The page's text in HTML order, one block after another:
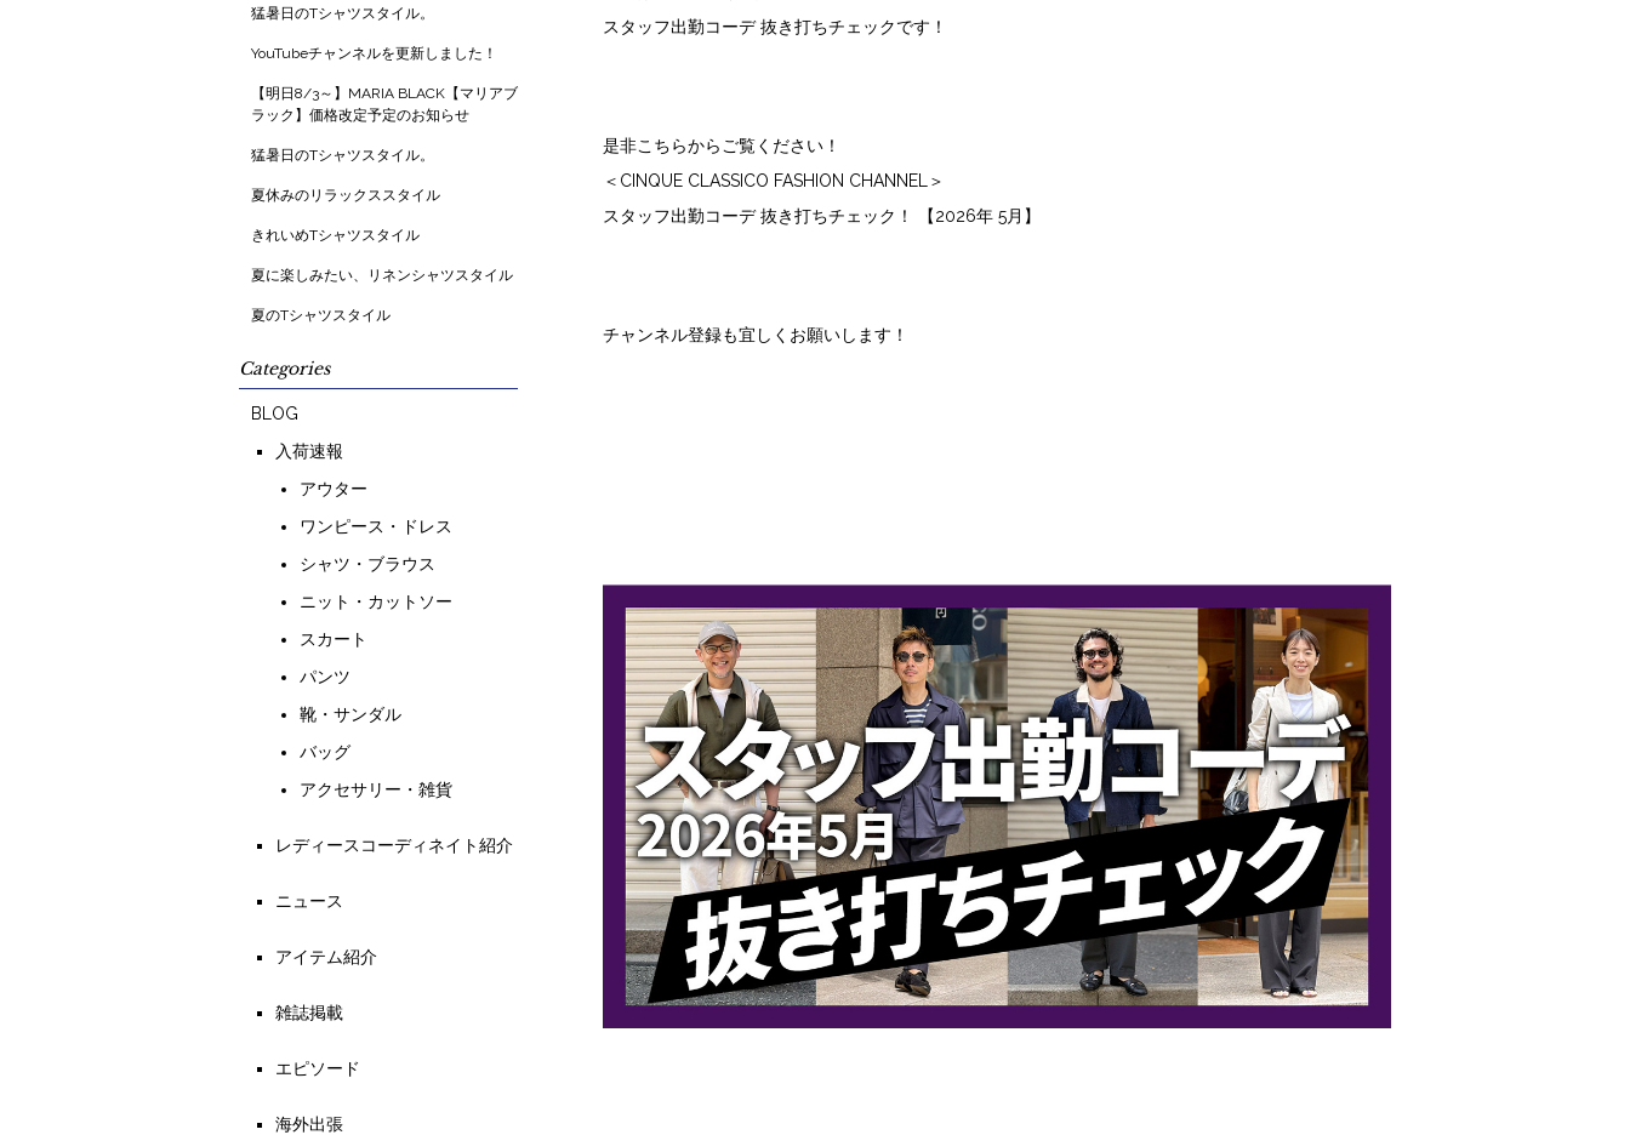
スタッフ出勤コーデ 抜き打ちチェックです！
是非こちらからご覧ください！
＜CINQUE CLASSICO FASHION CHANNEL＞
スタッフ出勤コーデ 抜き打ちチェック！ 【2026年 5月】
チャンネル登録も宜しくお願いします！
猛暑日のTシャツスタイル。
YouTubeチャンネルを更新しました！
【明日8/3～】MARIA BLACK【マリアブ
ラック】価格改定予定のお知らせ
猛暑日のTシャツスタイル。
夏休みのリラックススタイル
きれいめTシャツスタイル
夏に楽しみたい、リネンシャツスタイル
夏のTシャツスタイル
Categories
BLOG
入荷速報
アウター
ワンピース・ドレス
シャツ・ブラウス
ニット・カットソー
スカート
パンツ
靴・サンダル
バッグ
アクセサリー・雑貨
レディースコーディネイト紹介
ニュース
アイテム紹介
雑誌掲載
エピソード
海外出張